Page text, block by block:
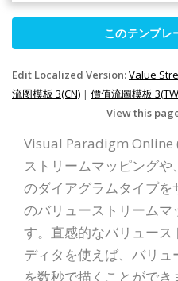
このテンプレ
Edit Localized Version:Value
流图模板 3(CN) | 價值流圖模板
View this
Visual Paradigm Online
ストリームマッピングや
のダイアグラムタイプ
のバリューストリーム
す。直感的なバリュー
ディタを使えば、バリ
を数秒で描くことができ